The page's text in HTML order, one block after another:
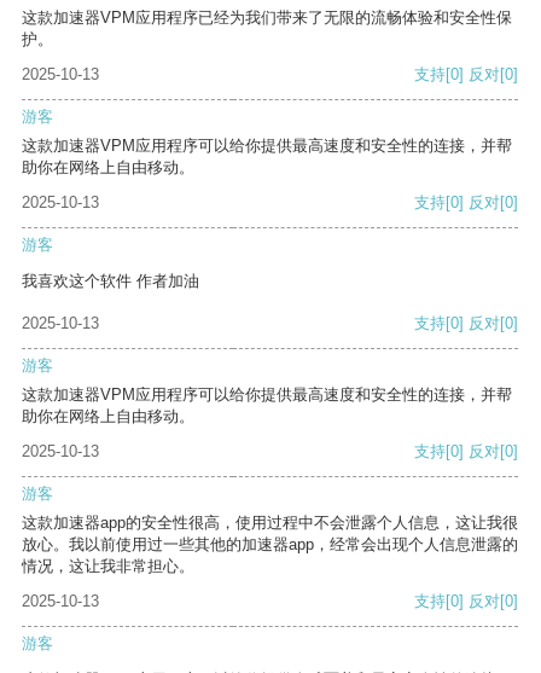
这款加速器VPM应用程序已经为我们带来了无限的流畅体验和安全性保
护。
2025-10-13
支持[0] 反对[0]
游客
这款加速器VPM应用程序可以给你提供最高速度和安全性的连接，并帮
助你在网络上自由移动。
2025-10-13
支持[0] 反对[0]
游客
我喜欢这个软件 作者加油
2025-10-13 支持[0] 反对[0]
游客
这款加速器VPM应用程序可以给你提供最高速度和安全性的连接，并帮
助你在网络上自由移动。
2025-10-13
支持[0] 反对[0]
游客
这款加速器app的安全性很高，使用过程中不会泄露个人信息，这让我很
放心。我以前使用过一些其他的加速器app，经常会出现个人信息泄露的
情况，这让我非常担心。
2025-10-13
支持[0] 反对[0]
游客